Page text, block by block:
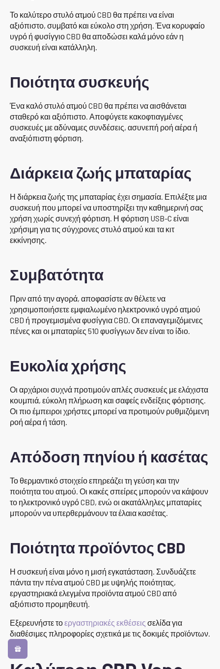
Το καλύτερο στυλό ατμού CBD θα πρέπει να είναι
αξιόπιστο, συμβατό και εύκολο στη χρήση. Ένα κορυφαίο
υγρό ή φυσίγγιο CBD θα αποδώσει καλά μόνο εάν η
συσκευή είναι κατάλληλη.
Ποιότητα συσκευής
Ένα καλό στυλό ατμού CBD θα πρέπει να αισθάνεται
σταθερό και αξιόπιστο. Αποφύγετε κακοφτιαγμένες
συσκευές με αδύναμες συνδέσεις, ασυνεπή ροή αέρα ή
αναξιόπιστη φόρτιση.
Διάρκεια ζωής μπαταρίας
Η διάρκεια ζωής της μπαταρίας έχει σημασία. Επιλέξτε μια
συσκευή που μπορεί να υποστηρίξει την καθημερινή σας
χρήση χωρίς συνεχή φόρτιση. Η φόρτιση USB-C είναι
χρήσιμη για τις σύγχρονες στυλό ατμού και τα κιτ
εκκίνησης.
Συμβατότητα
Πριν από την αγορά, αποφασίστε αν θέλετε να
χρησιμοποιήσετε εμφιαλωμένο ηλεκτρονικό υγρό ατμού
CBD ή προγεμισμένα φυσίγγια CBD. Οι επαναγεμιζόμενες
πένες και οι μπαταρίες 510 φυσίγγων δεν είναι το ίδιο.
Ευκολία χρήσης
Οι αρχάριοι συχνά προτιμούν απλές συσκευές με ελάχιστα
κουμπιά, εύκολη πλήρωση και σαφείς ενδείξεις φόρτισης.
Οι πιο έμπειροι χρήστες μπορεί να προτιμούν ρυθμιζόμενη
ροή αέρα ή τάση.
Απόδοση πηνίου ή κασέτας
Το θερμαντικό στοιχείο επηρεάζει τη γεύση και την
ποιότητα του ατμού. Οι κακές σπείρες μπορούν να κάψουν
το ηλεκτρονικό υγρό CBD, ενώ οι ακατάλληλες μπαταρίες
μπορούν να υπερθερμάνουν τα έλαια κασέτας.
Ποιότητα προϊόντος CBD
Η συσκευή είναι μόνο η μισή εγκατάσταση. Συνδυάζετε
πάντα την πένα ατμού CBD με υψηλής ποιότητας,
εργαστηριακά ελεγμένα προϊόντα ατμού CBD από
αξιόπιστο προμηθευτή.
Εξερευνήστε τοεργαστηριακές εκθέσεις σελίδα για
διαθέσιμες πληροφορίες σχετικά με τις δοκιμές προϊόντων.